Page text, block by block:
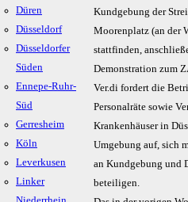
Düren
Düsseldorf
Düsseldorfer
Süden
Ennepe-Ruhr-
Süd
Gerresheim
Köln
Leverkusen
Linker
Kundgebung der
Moorenplatz (an der
stattfinden,
Demonstration zum
Ver.di fordert die
Personalräte sowie
Krankenhäuser in
Umgebung auf, sich
an Kundgebung und
beteiligen.